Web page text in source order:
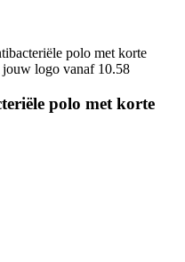
polo met korte